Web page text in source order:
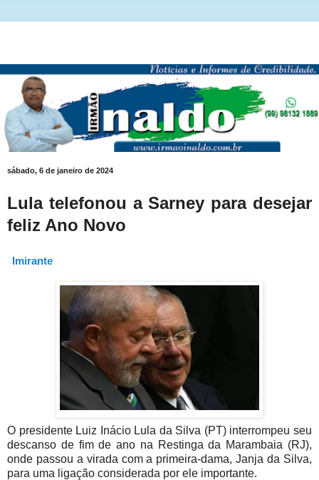
sábado, 6 de janeiro de 2024
Lula telefonou a Sarney para desejar
feliz Ano Novo
Imirante
O presidente Luiz Inácio Lula da Silva (PT) interrompeu seu
descanso de fim de ano na Restinga da Marambaia (RJ),
onde passou a virada com a primeira-dama, Janja da Silva,
para uma ligação considerada por ele importante.